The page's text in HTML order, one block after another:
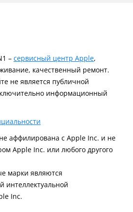
– сервисный центр Apple,
качественный ремонт.
не является публичной
информационный
аффилирована c Apple Inc. и не
Apple Inc. или любого другого
марки являются
интеллектуальной
Inc.